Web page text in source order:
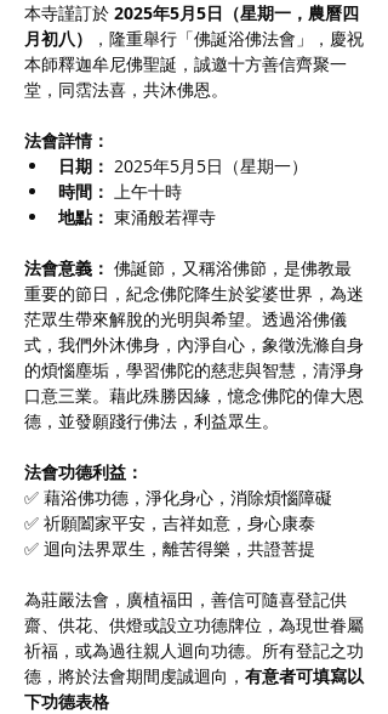
本寺謹訂於 2025年5月5日（星期一，農曆四
月初八）
，隆重舉行「佛誕浴佛法會」，慶祝
本師釋迦牟尼佛聖誕，誠邀十方善信齊聚一
堂，同霑法喜，共沐佛恩。
法會詳情：
日期： 2025年5月5日（星期一）
時間： 上午十時
地點： 東涌般若禪寺
法會意義： 佛誕節，又稱浴佛節，是佛教最
重要的節日，紀念佛陀降生於娑婆世界，為迷
茫眾生帶來解脫的光明與希望。透過浴佛儀
式，我們外沐佛身，內淨自心，象徵洗滌自身
的煩惱塵垢，學習佛陀的慈悲與智慧，清淨身
口意三業。藉此殊勝因緣，憶念佛陀的偉大恩
德，並發願踐行佛法，利益眾生。
法會功德利益：
✅ 藉浴佛功德，淨化身心，消除煩惱障礙
✅ 祈願闔家平安，吉祥如意，身心康泰
✅ 迴向法界眾生，離苦得樂，共證菩提
為莊嚴法會，廣植福田，善信可隨喜登記供
齋、供花、供燈或設立功德牌位，為現世眷屬
祈福，或為過往親人迴向功德。所有登記之功
德，將於法會期間虔誠迴向， 有意者可填寫以
下功德表格